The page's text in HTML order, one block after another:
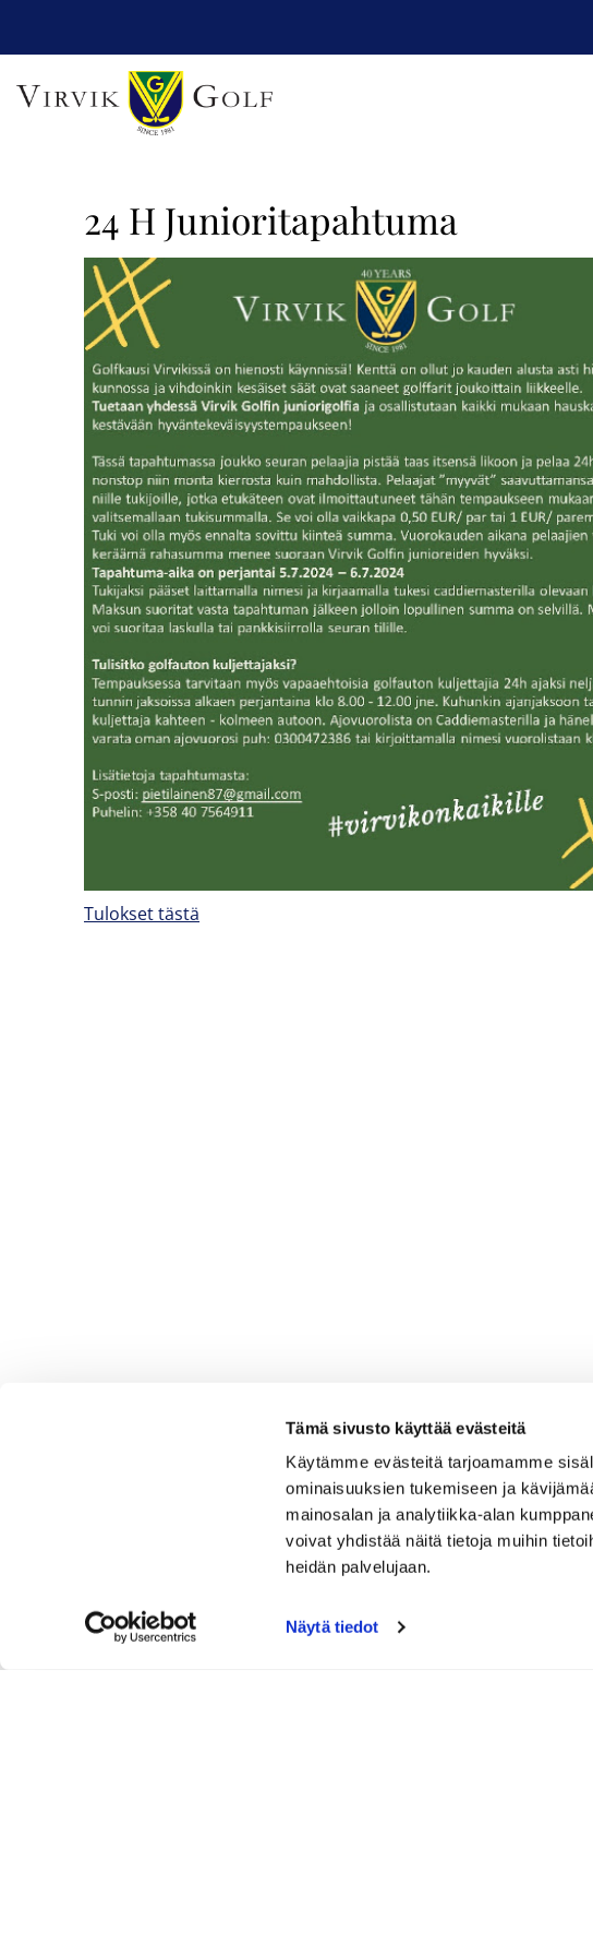
Tämä sivusto käyttää evästeitä
Käytämme evästeitä tarjoamamme
ominaisuuksien tukemiseen ja
mainosalan ja analytiikka-alan
voivat yhdistää näitä tietoja muihin
heidän palvelujaan.
Näytä tiedot
24 H Junioritapahtuma
Tulokset tästä